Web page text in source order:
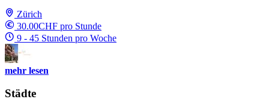
Zürich
30.00CHF pro Stunde
9 - 45 Stunden pro Woche
mehr lesen
Städte